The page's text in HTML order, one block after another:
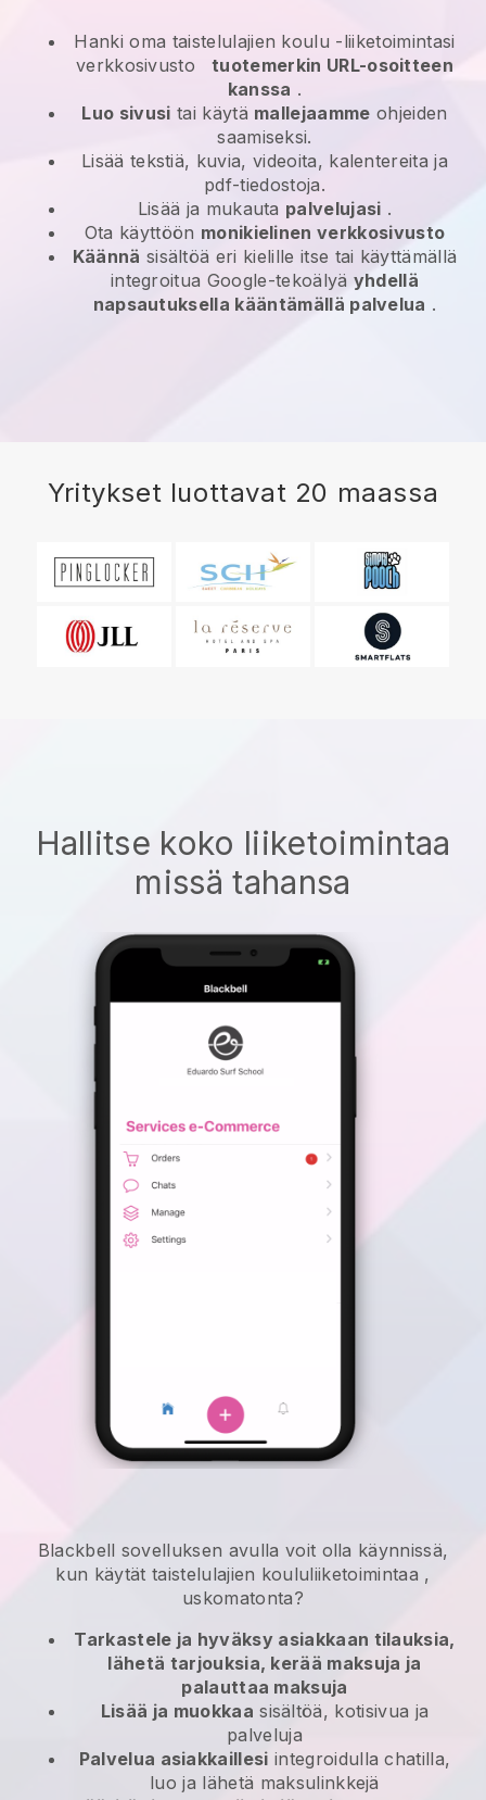
Hanki oma taistelulajien koulu -liiketoimintasi
verkkosivusto
tuotemerkin URL-osoitteen
kanssa .
Luo sivusi tai käytä mallejaamme ohjeiden
saamiseksi.
Lisää tekstiä, kuvia, videoita, kalentereita ja
pdf-tiedostoja.
Lisää ja mukauta palvelujasi .
Ota käyttöön monikielinen verkkosivusto
Käännä sisältöä eri kielille itse tai käyttämällä
integroitua Google-tekoälyä yhdellä
napsautuksella kääntämällä palvelua .
Yritykset luottavat 20 maassa
Hallitse koko liiketoimintaa
missä tahansa
Blackbell sovelluksen avulla voit olla käynnissä,
kun käytät taistelulajien koululiiketoimintaa ,
uskomatonta?
Tarkastele ja hyväksy asiakkaan tilauksia,
lähetä tarjouksia, kerää maksuja ja
palauttaa maksuja
Lisää ja muokkaa sisältöä, kotisivua ja
palveluja
Palvelua asiakkaillesi integroidulla chatilla,
luo ja lähetä maksulinkkejä